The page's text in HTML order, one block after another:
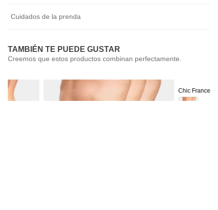
Cuidados de la prenda
TAMBIÉN TE PUEDE GUSTAR
Chic France